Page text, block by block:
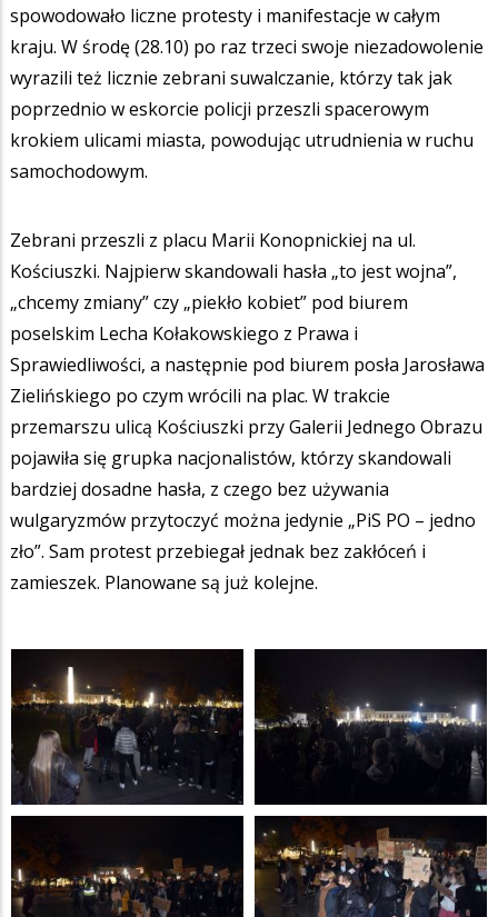
spowodowało liczne protesty i manifestacje w całym
kraju. W środę (28.10) po raz trzeci swoje niezadowolenie
wyrazili też licznie zebrani suwalczanie, którzy tak jak
poprzednio w eskorcie policji przeszli spacerowym
krokiem ulicami miasta, powodując utrudnienia w ruchu
samochodowym.
Zebrani przeszli z placu Marii Konopnickiej na ul.
Kościuszki. Najpierw skandowali hasła „to jest wojna”,
„chcemy zmiany” czy „piekło kobiet” pod biurem
poselskim Lecha Kołakowskiego z Prawa i
Sprawiedliwości, a następnie pod biurem posła Jarosława
Zielińskiego po czym wrócili na plac. W trakcie
przemarszu ulicą Kościuszki przy Galerii Jednego Obrazu
pojawiła się grupka nacjonalistów, którzy skandowali
bardziej dosadne hasła, z czego bez używania
wulgaryzmów przytoczyć można jedynie „PiS PO – jedno
zło”. Sam protest przebiegał jednak bez zakłóceń i
zamieszek. Planowane są już kolejne.